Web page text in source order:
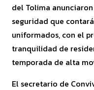
del Tolima
seguridad que
uniformados, con el
tranquilidad de
temporada de alta
El secretario de